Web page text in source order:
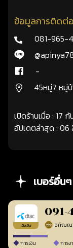
ข้อมูลการติดต่อ
081-965-
-
45หมู่7 หมู่
เปิดร้านเมื่อ : 17
อัปเดตล่าสุด : 06
เบอร์อื่น
เติมเงิน
091-
การเงิน การง